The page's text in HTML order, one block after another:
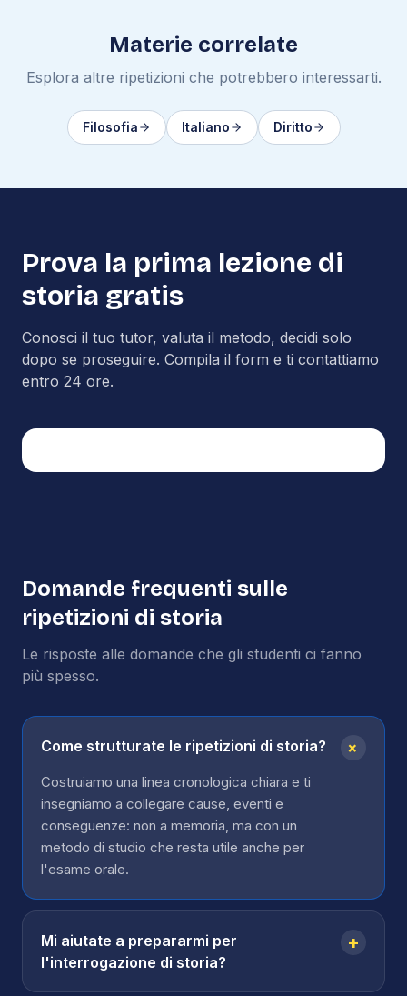
Materie correlate
Esplora altre ripetizioni che potrebbero interessarti.
Filosofia Italiano Diritto
Prova la prima lezione di
storia gratis
Conosci il tuo tutor, valuta il metodo, decidi solo
dopo se proseguire. Compila il form e ti contattiamo
entro 24 ore.
Domande frequenti sulle
ripetizioni di storia
Le risposte alle domande che gli studenti ci fanno
più spesso.
Come strutturate le ripetizioni di storia? +
Costruiamo una linea cronologica chiara e ti
insegniamo a collegare cause, eventi e
conseguenze: non a memoria, ma con un
metodo di studio che resta utile anche per
l'esame orale.
Mi aiutate a prepararmi per
l'interrogazione di storia?
+